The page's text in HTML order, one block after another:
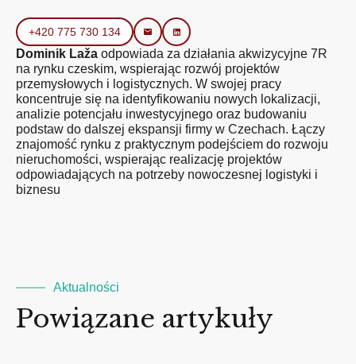
+420 775 730 134
Dominik Laža odpowiada za działania akwizycyjne 7R
na rynku czeskim, wspierając rozwój projektów
przemysłowych i logistycznych. W swojej pracy
koncentruje się na identyfikowaniu nowych lokalizacji,
analizie potencjału inwestycyjnego oraz budowaniu
podstaw do dalszej ekspansji firmy w Czechach. Łączy
znajomość rynku z praktycznym podejściem do rozwoju
nieruchomości, wspierając realizację projektów
odpowiadających na potrzeby nowoczesnej logistyki i
biznesu
Aktualności
Powiązane artykuły